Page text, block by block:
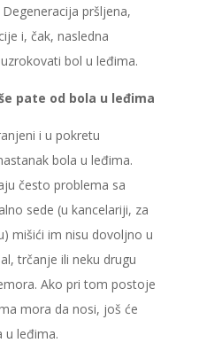
pršljena,
i, čak, nasledna
bol u leđima.
pate od bola u leđima
i u pokretu
bola u leđima.
često problema sa
sede (u kancelariji, za
mišići im nisu dovoljno u
trčanje ili neku drugu
Ako pri tom postoje
mora da nosi, još će
u leđima.